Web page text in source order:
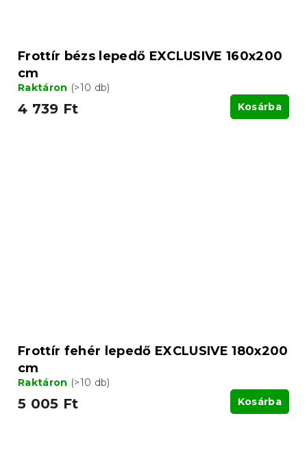
Frottír bézs lepedő EXCLUSIVE 160x200
cm
Raktáron (>10 db)
4 739 Ft Kosárba
Frottír fehér lepedő EXCLUSIVE 180x200
cm
Raktáron (>10 db)
5 005 Ft Kosárba